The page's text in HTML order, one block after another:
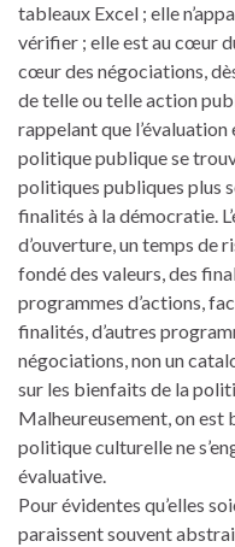
tableaux Excel ; elle
vérifier ; elle est au cœur
cœur des négociations,
de telle ou telle action
rappelant que l’évaluation
politique publique se
politiques publiques plus
finalités à la démocratie.
d’ouverture, un temps de
fondé des valeurs, des
programmes d’actions,
finalités, d’autres
négociations, non un
sur les bienfaits de la
Malheureusement, on est
politique culturelle ne
évaluative.
Pour évidentes qu’elles
paraissent souvent